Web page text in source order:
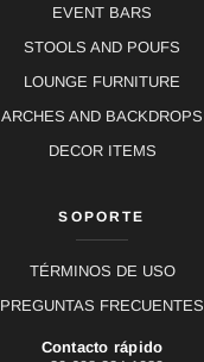
EVENT BARS
STOOLS AND POUFS
LOUNGE FURNITURE
ARCHES AND BACKDROPS
DECOR ITEMS
SOPORTE
TÉRMINOS DE USO
PREGUNTAS FRECUENTES
Contacto rápido